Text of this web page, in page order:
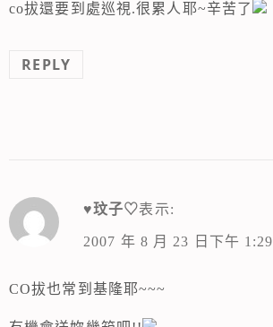
co拔還要到處巡視.很累人耶~辛苦了
REPLY
♥玟子♡表示:
2007 年 8 月 23 日下午 1:29
CO拔也常到基隆耶~~~